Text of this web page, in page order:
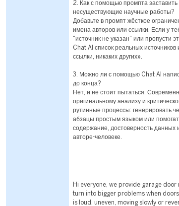
2. Как с помощью промпта
несуществующие научные работы?
Добавьте в промпт жёсткое
имена авторов или ссылки. Если у
"источник не указан" или пропусти
Chat AI список реальных источников
ссылки, никаких других».
3. Можно ли с помощью Chat AI
до конца?
Нет, и не стоит пытаться.
оригинальному анализу и
рутинные процессы: генерировать
абзацы простым языком или
содержание, достоверность данных
авторе-человеке.
Hi everyone, we provide garage
turn into bigger problems when
is loud, uneven, moving slowly or